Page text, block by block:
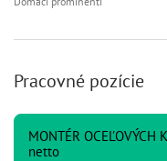
Pracovné pozície
MONTÉR OCEĽOVÝCH
netto